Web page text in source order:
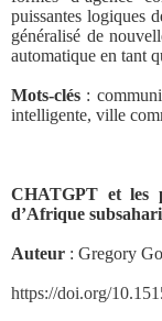
puissantes logiques
généralisé de
automatique en tant
Mots-clés :
intelligente, ville
CHATGPT et les
d’Afrique
Auteur : Gregory
https://doi.org/